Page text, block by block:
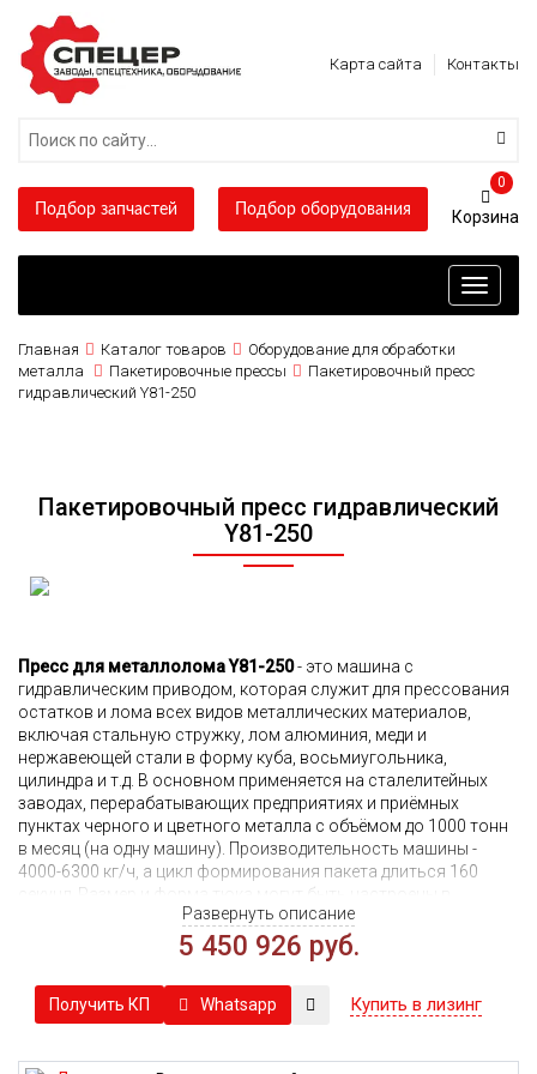
Карта сайта Контакты
Подбор запчастей Подбор оборудования
0
Toggle
Главная Каталог товаров
Оборудование для обработки
металла
Пакетировочные прессы
Пакетировочный пресс
гидравлический Y81-250
Пакетировочный пресс гидравлический
Y81-250
Пресс для металлолома Y81-250- это машина с
гидравлическим приводом, которая служит для прессования
остатков и лома всех видов металлических материалов,
включая стальную стружку, лом алюминия, меди и
нержавеющей стали в форму куба, восьмиугольника,
цилиндра и т.д. В основном применяется на сталелитейных
заводах, перерабатывающих предприятиях и приёмных
пунктах черного и цветного металла с объёмом до 1000 тонн
в месяц (на одну машину). Производительность машины -
4000-6300 кг/ч, а цикл формирования пакета длиться 160
секунд. Р
азмер и форма тюка могут быть настроены в
соответствии с вашими требованиями, но стандартным для
этой машины является тюк с размерами: 500×500 мм. В прессе
для лома Y81-250 имеется функция перехода
наручное управление, в стандартной комплектации,
управление осуществляется с помощью ПЛК. Усилие
прессования главного цилиндра составляет 2500 КН или 250
Развернуть описание
5 450 926 руб.
Получить КП Whatsapp Купить в лизинг